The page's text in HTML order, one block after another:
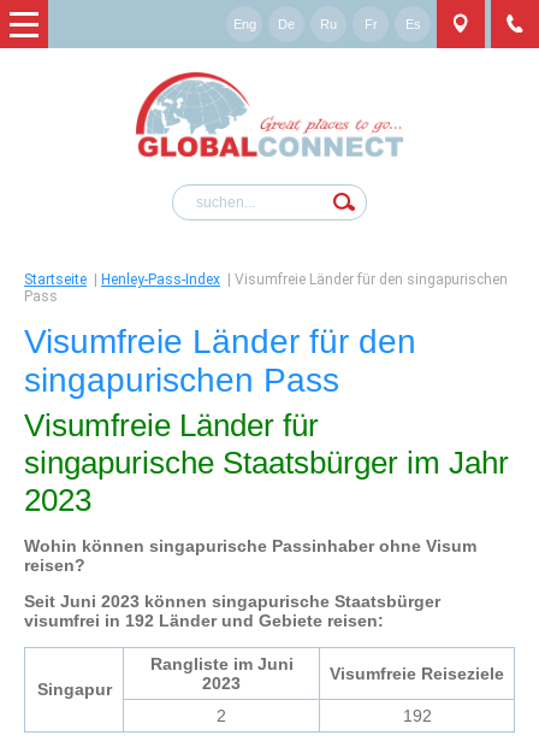
Eng De Ru Fr Es
Startseite Henley-Pass-Index
Visumfreie Länder für den singapurischen
Pass
Visumfreie Länder für den
singapurischen Pass
Visumfreie Länder für
singapurische Staatsbürger im Jahr
2023
Wohin können singapurische Passinhaber ohne Visum
reisen?
Seit Juni 2023 können singapurische Staatsbürger
visumfrei in 192 Länder und Gebiete reisen:
Singapur
Rangliste im Juni
2023
Visumfreie Reiseziele
2 192